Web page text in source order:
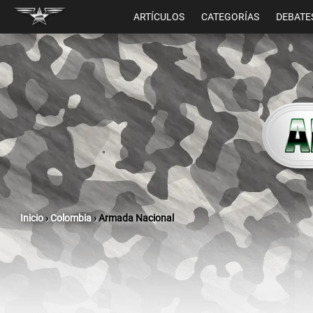
ARTÍCULOS CATEGORÍAS
Inicio›Colombia›Armada Nacional